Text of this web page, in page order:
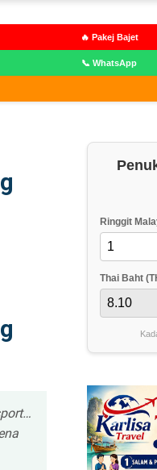
🔥 Pakej Bajet
📞 WhatsApp
Ringgit
Thai Baht